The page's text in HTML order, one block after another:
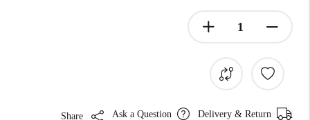
Delivery & Return
Ask a Question